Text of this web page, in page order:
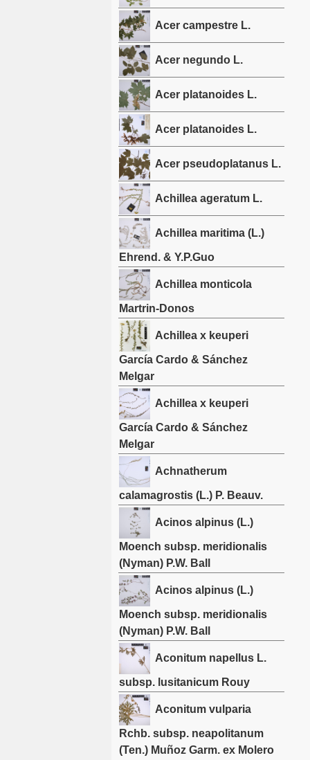
Acer campestre L.
Acer negundo L.
Acer platanoides L.
Acer platanoides L.
Acer pseudoplatanus L.
Achillea ageratum L.
Achillea maritima (L.)
Ehrend. & Y.P.Guo
Achillea monticola
Martrin-Donos
Achillea x keuperi
García Cardo & Sánchez
Melgar
Achillea x keuperi
García Cardo & Sánchez
Melgar
Achnatherum
calamagrostis (L.) P. Beauv.
Acinos alpinus (L.)
Moench subsp. meridionalis
(Nyman) P.W. Ball
Acinos alpinus (L.)
Moench subsp. meridionalis
(Nyman) P.W. Ball
Aconitum napellus L.
subsp. lusitanicum Rouy
Aconitum vulparia
Rchb. subsp. neapolitanum
(Ten.) Muñoz Garm. ex Molero